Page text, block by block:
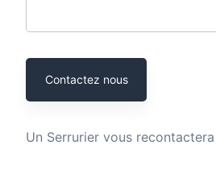
Contactez nous
Un Serrurier vous